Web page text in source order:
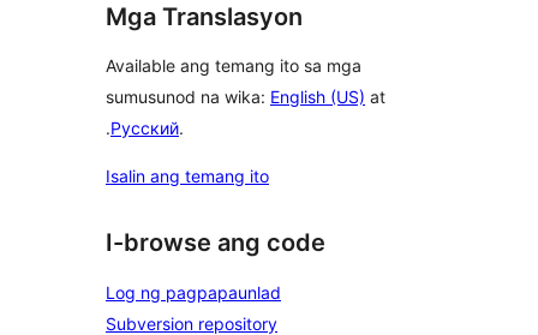
Mga Translasyon
Available ang temang ito sa mga
sumusunod na wika: English (US) at
.Русский.
Isalin ang temang ito
I-browse ang code
Log ng pagpapaunlad
Subversion repository